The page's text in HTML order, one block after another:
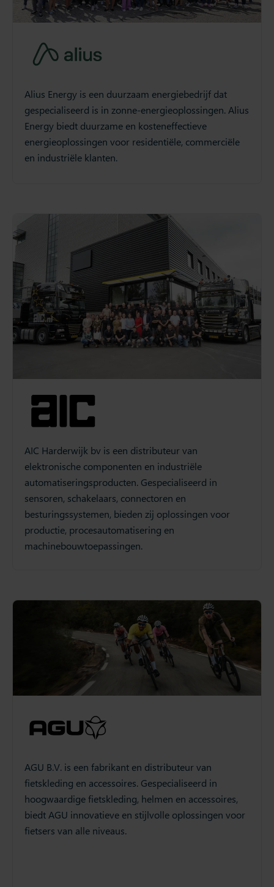
Alius Energy is een duurzaam energiebedrijf dat
gespecialiseerd is in zonne-energieoplossingen. Alius
Energy biedt duurzame en kosteneffectieve
energieoplossingen voor residentiële, commerciële
en industriële klanten.
AIC Harderwijk bv is een distributeur van
elektronische componenten en industriële
automatiseringsproducten. Gespecialiseerd in
sensoren, schakelaars, connectoren en
besturingssystemen, bieden zij oplossingen voor
productie, procesautomatisering en
machinebouwtoepassingen.
AGU B.V. is een fabrikant en distributeur van
fietskleding en accessoires. Gespecialiseerd in
hoogwaardige fietskleding, helmen en accessoires,
biedt AGU innovatieve en stijlvolle oplossingen voor
fietsers van alle niveaus.